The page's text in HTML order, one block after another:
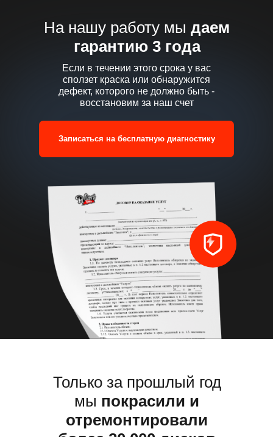
На нашу работу мы даем
гарантию 3 года
Если в течении этого срока у вас
сползет краска или обнаружится
дефект, которого не должно быть -
восстановим за наш счет
Записаться на бесплатную диагностику
Только за прошлый год
и отремонтировали
дисков
Только за прошлый год
мы покрасили и
отремонтировали